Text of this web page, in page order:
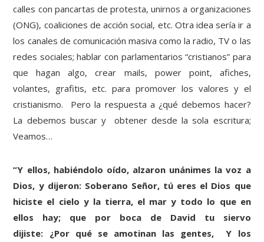
calles con pancartas de protesta, unirnos a organizaciones
(ONG), coaliciones de acción social, etc. Otra idea sería ir a
los canales de comunicación masiva como la radio, TV o las
redes sociales; hablar con parlamentarios “cristianos” para
que hagan algo, crear mails, power point, afiches,
volantes, grafitis, etc. para promover los valores y el
cristianismo. Pero la respuesta a ¿qué debemos hacer?
La debemos buscar y obtener desde la sola escritura;
Veamos…
“Y ellos, habiéndolo oído, alzaron unánimes la voz a
Dios, y dijeron: Soberano Señor, tú eres el Dios que
hiciste el cielo y la tierra, el mar y todo lo que en
ellos hay; que por boca de David tu siervo
dijiste: ¿Por qué se amotinan las gentes, Y los